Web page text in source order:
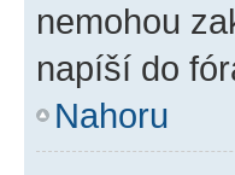
nemohou
napíší do
Nahoru